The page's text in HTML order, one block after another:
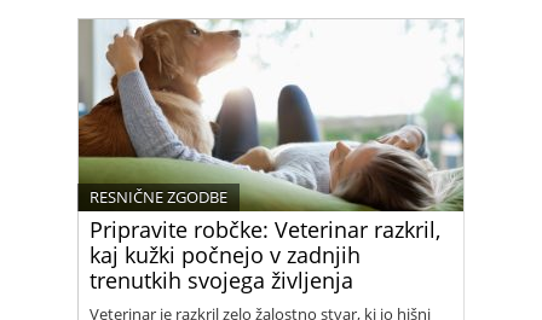
Pripravite robčke: Veterinar razkril,
kaj kužki počnejo v zadnjih
trenutkih svojega življenja
RESNIČNE ZGODBE
Veterinar je razkril zelo žalostno stvar, ki jo hišni